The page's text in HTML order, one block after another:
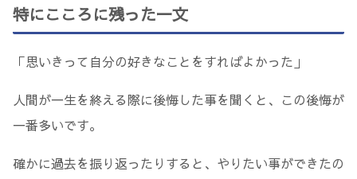
特にこころに残った一文
「思いきって自分の好きなことをすればよかった」
人間が一生を終える際に後悔した事を聞くと、この後悔が
一番多いです。
確かに過去を振り返ったりすると、やりたい事ができたの